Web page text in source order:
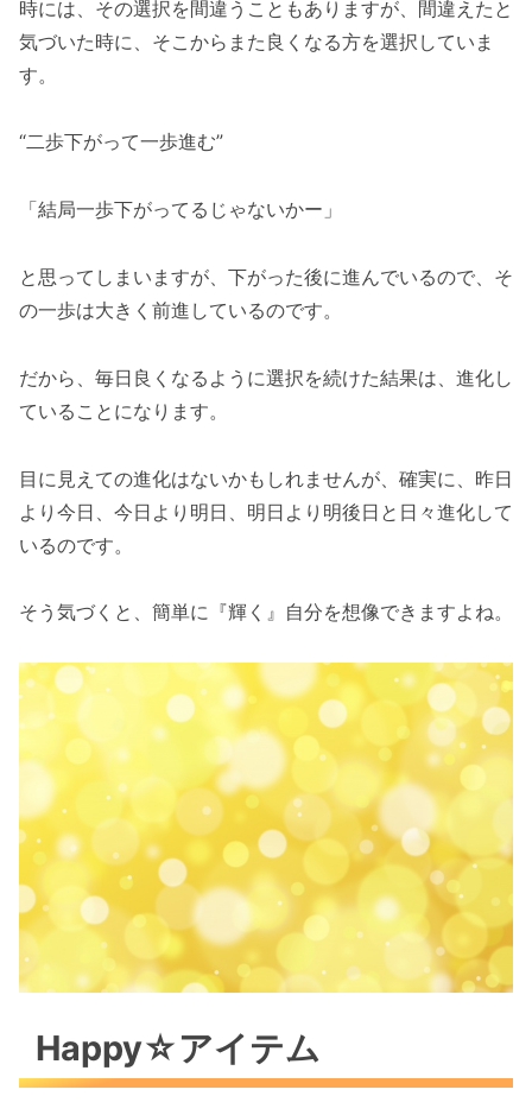
時には、その選択を間違うこともありますが、間違えたと
気づいた時に、そこからまた良くなる方を選択していま
す。
“二歩下がって一歩進む”
「結局一歩下がってるじゃないかー」
と思ってしまいますが、下がった後に進んでいるので、そ
の一歩は大きく前進しているのです。
だから、毎日良くなるように選択を続けた結果は、進化し
ていることになります。
目に見えての進化はないかもしれませんが、確実に、昨日
より今日、今日より明日、明日より明後日と日々進化して
いるのです。
そう気づくと、簡単に『輝く』自分を想像できますよね。
Happy☆アイテム